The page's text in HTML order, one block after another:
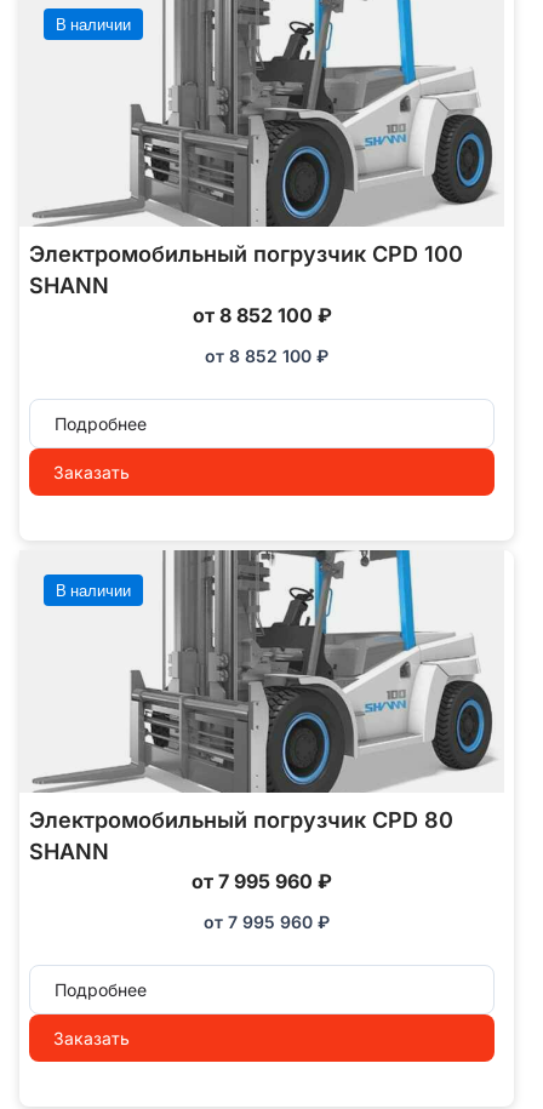
В наличии
Электромобильный погрузчик CPD 100
SHANN
от 8 852 100 ₽
от 8 852 100 ₽
Подробнее
Заказать
В наличии
Электромобильный погрузчик CPD 80
SHANN
от 7 995 960 ₽
от 7 995 960 ₽
Подробнее
Заказать